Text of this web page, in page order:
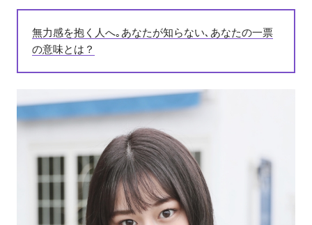
無力感を抱く人へ｡あなたが知らない､あなたの一票
の意味とは？